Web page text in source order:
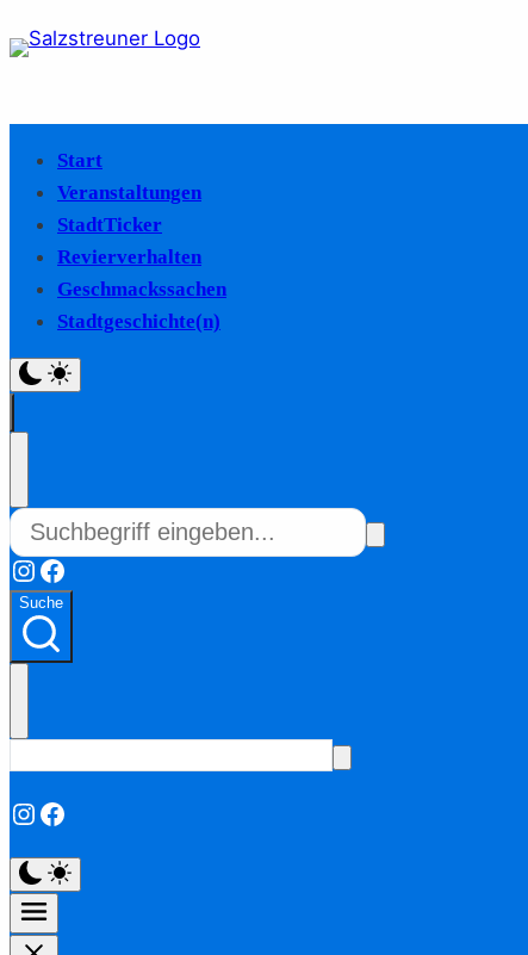
Start
Veranstaltungen
StadtTicker
Revierverhalten
Geschmackssachen
Stadtgeschichte(n)
Instagram
Facebook
Suche
Instagram
Facebook